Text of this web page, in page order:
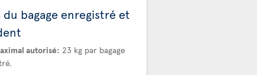
du bagage enregistré et
autorisé: 23 kg par bagage